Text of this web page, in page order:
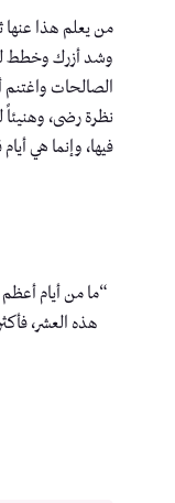
من يعلم هذا عنها
وشد أزرك وخطط
الصالحات واغتنم
نظرة رضى،
فيها، وإنما هي
“ما من أيام
هذه العشر،